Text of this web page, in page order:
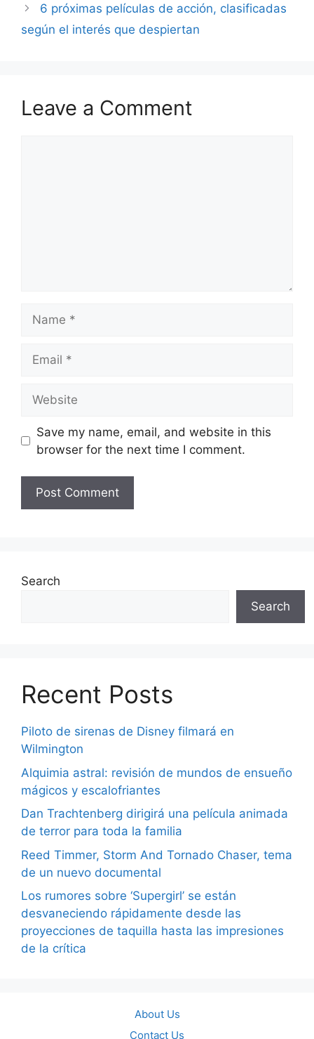
6 próximas películas de acción, clasificadas
según el interés que despiertan
Leave a Comment
Save my name, email, and website in this
browser for the next time I comment.
Search
Search
Recent Posts
Piloto de sirenas de Disney filmará en
Wilmington
Alquimia astral: revisión de mundos de ensueño
mágicos y escalofriantes
Dan Trachtenberg dirigirá una película animada
de terror para toda la familia
Reed Timmer, Storm And Tornado Chaser, tema
de un nuevo documental
Los rumores sobre ‘Supergirl’ se están
desvaneciendo rápidamente desde las
proyecciones de taquilla hasta las impresiones
de la crítica
About Us
Contact Us